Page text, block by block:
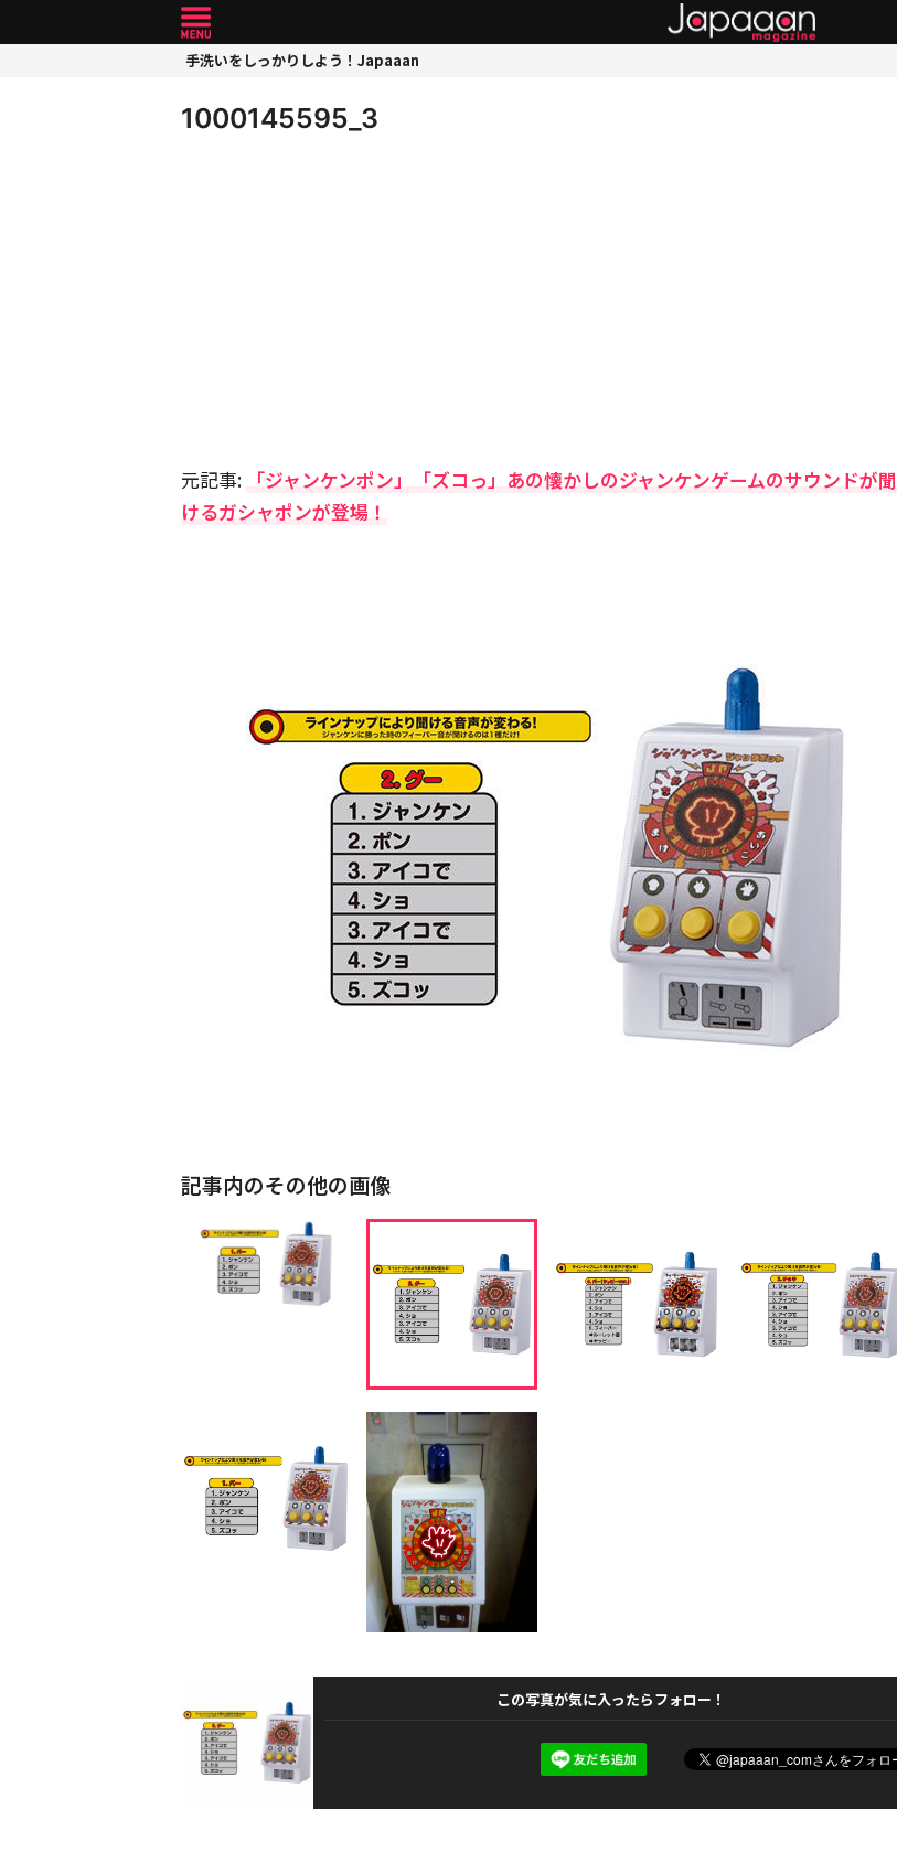
手洗いをしっかりしよう！Japaaan
1000145595_3
元記事: 「ジャンケンポン」「ズコっ」あの懐かしのジャンケンゲームのサウンドが聞
けるガシャポンが登場！
記事内のその他の画像
この写真が気に入ったらフォロー！